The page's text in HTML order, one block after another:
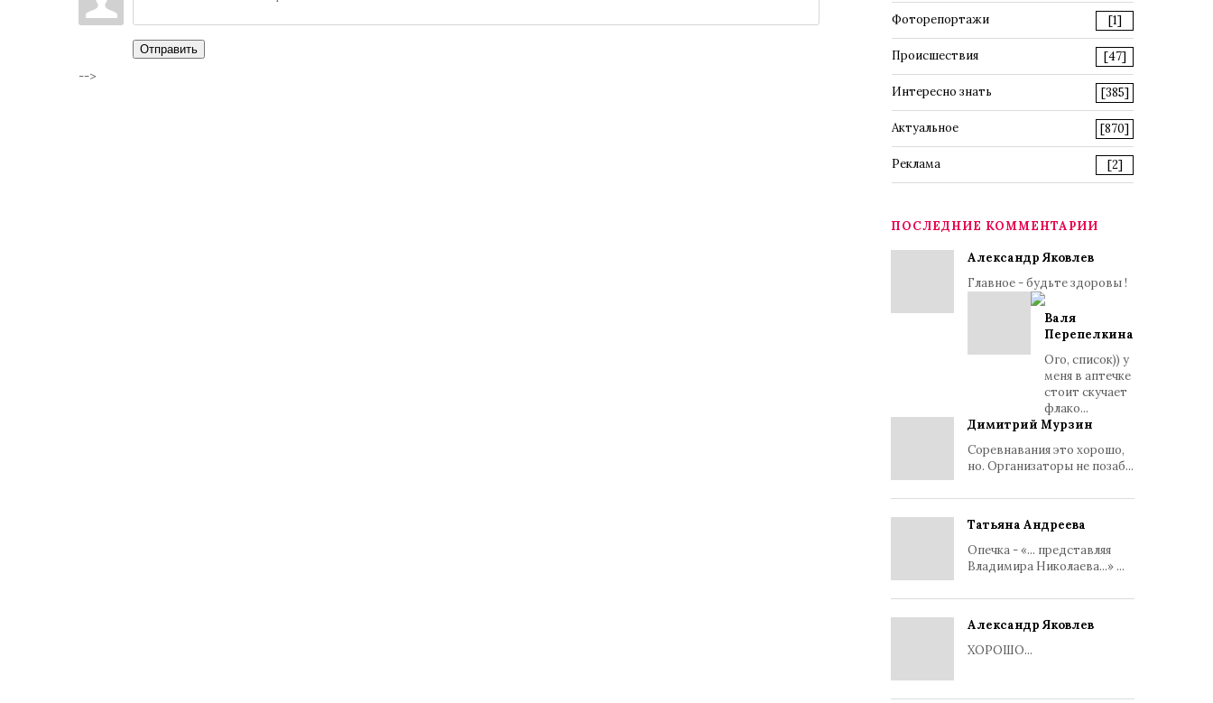
Отправить
-->
Фоторепортажи [1]
Происшествия [47]
Интересно знать [385]
Актуальное [870]
Реклама [2]
ПОСЛЕДНИЕ КОММЕНТАРИИ
Александр Яковлев
Главное - будьте здоровы !
Валя
Перепелкина
Ого, список)) у
меня в аптечке
стоит скучает
флако...
Димитрий Мурзин
Соревнавания это хорошо,
но. Организаторы не позаб...
Татьяна Андреева
Опечка - «... представляя
Владимира Николаева...» ...
Александр Яковлев
ХОРОШО...